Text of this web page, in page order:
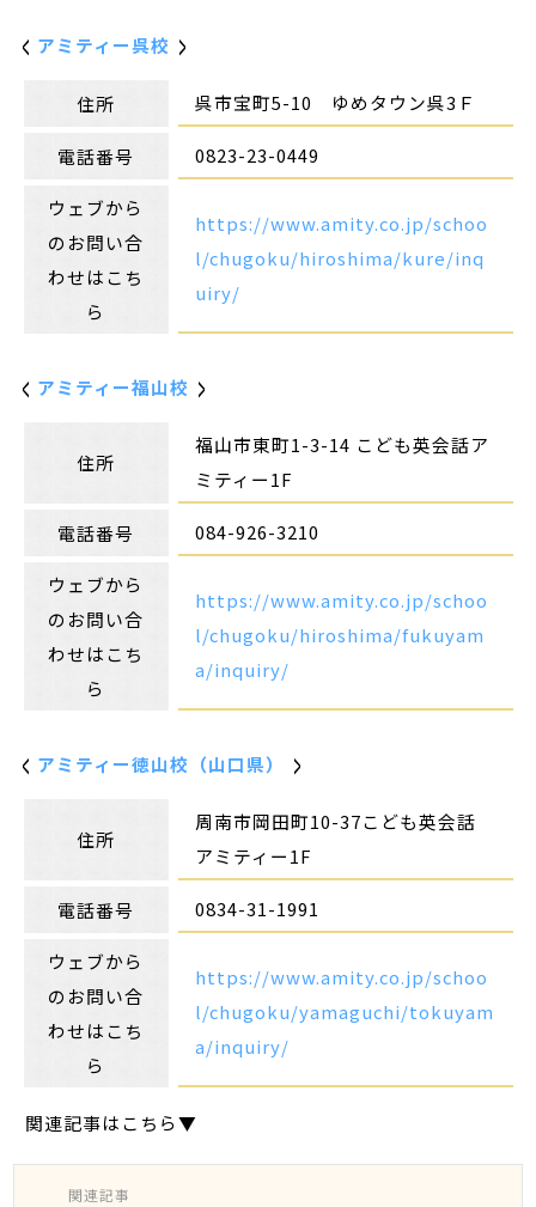
アミティー呉校
住所 呉市宝町5-10 ゆめタウン呉3Ｆ
電話番号 0823-23-0449
ウェブから
のお問い合
わせはこち
ら
https://www.amity.co.jp/schoo
l/chugoku/hiroshima/kure/inq
uiry/
アミティー福山校
住所
福山市東町1-3-14 こども英会話ア
ミティー1F
電話番号 084-926-3210
ウェブから
のお問い合
わせはこち
ら
https://www.amity.co.jp/schoo
l/chugoku/hiroshima/fukuyam
a/inquiry/
アミティー徳山校（山口県）
住所
周南市岡田町10-37こども英会話
アミティー1F
電話番号 0834-31-1991
ウェブから
のお問い合
わせはこち
ら
https://www.amity.co.jp/schoo
l/chugoku/yamaguchi/tokuyam
a/inquiry/
関連記事はこちら▼
関連記事